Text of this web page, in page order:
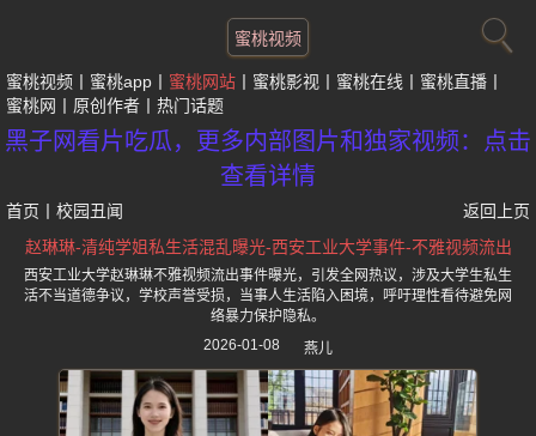
蜜桃视频
蜜桃视频 蜜桃app 蜜桃网站 蜜桃影视 蜜桃在线
蜜桃直播
蜜桃网
原创作者 热门话题
黑子网看片吃瓜，更多内部图片和独家视频：点击
查看详情
首页 校园丑闻
返回上页
赵琳琳-清纯学姐私生活混乱曝光-西安工业大学事件-不雅视频流出
西安工业大学赵琳琳不雅视频流出事件曝光，引发全网热议，涉及大学生私生
活不当道德争议，学校声誉受损，当事人生活陷入困境，呼吁理性看待避免网
络暴力保护隐私。
2026-01-08
燕儿